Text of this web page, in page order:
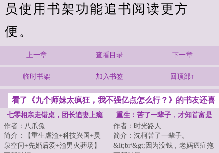
员使用书架功能追书阅读更方
便。
上一章 查看目录 下一章
临时书架 加入书签 回顶部↑
看了《九个师妹太疯狂，我不强亿点怎么行？》的书友还喜
欢看
七零相亲走错桌，团长追妻上瘾
求生崽
作者：八爪兔
简介：【重生虐渣+科技兴国+灵
泉空间+先婚后爱+渣男火葬场】
重生：苦了一辈子，才知首富是
亲爹
作者：时光路人
简介：沈柯苦了一辈子。
&lt;br/&gt;因为没钱，老妈癌症拖